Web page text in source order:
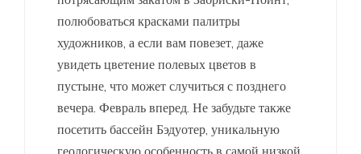
полюбоваться красками палитры
художников, а если вам повезет, даже
увидеть цветение полевых цветов в
пустыне, что может случиться с позднего
вечера. Февраль вперед. Не забудьте также
посетить бассейн Бэдуотер, уникальную
геологическую особенность в самой низкой